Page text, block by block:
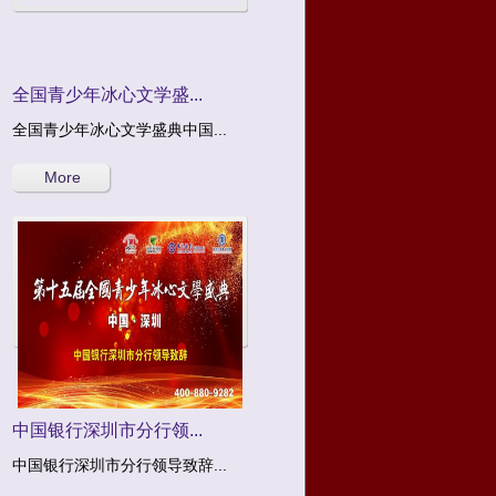
全国青少年冰心文学盛...
全国青少年冰心文学盛典中国...
More
中国银行深圳市分行领...
中国银行深圳市分行领导致辞...